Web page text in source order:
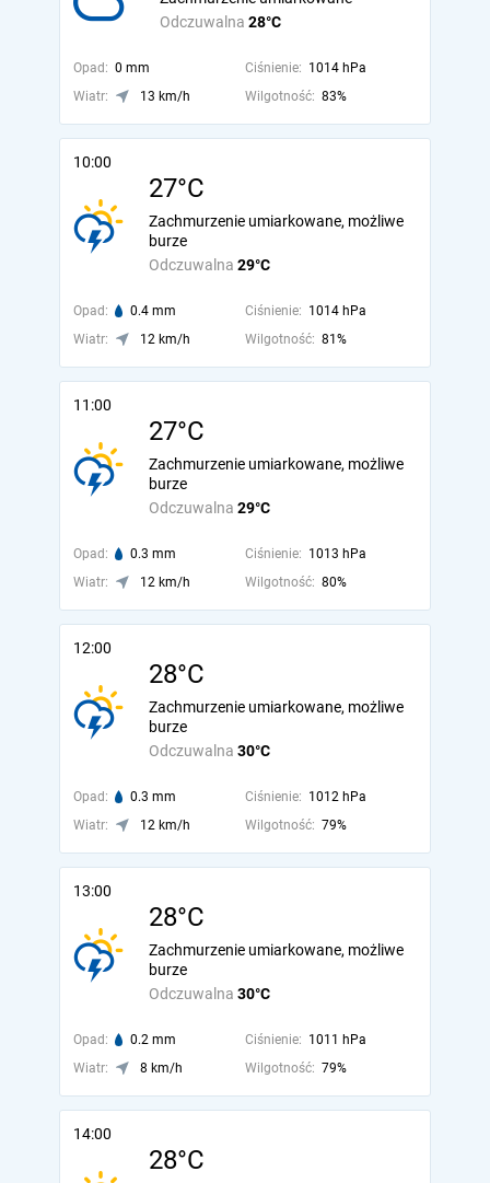
Odczuwalna 28°C
Opad: 0 mm Ciśnienie: 1014 hPa
Wiatr:
13 km/h Wilgotność: 83%
10:00
27°C
Odczuwalna 29°C
Zachmurzenie umiarkowane, możliwe
burze
Opad: 0.4 mm Ciśnienie: 1014 hPa
Wiatr:
12 km/h Wilgotność: 81%
11:00
27°C
Odczuwalna 29°C
Zachmurzenie umiarkowane, możliwe
burze
Opad: 0.3 mm Ciśnienie: 1013 hPa
Wiatr:
12 km/h Wilgotność: 80%
12:00
28°C
Odczuwalna 30°C
Zachmurzenie umiarkowane, możliwe
burze
Opad: 0.3 mm Ciśnienie: 1012 hPa
Wiatr:
12 km/h Wilgotność: 79%
13:00
28°C
Odczuwalna 30°C
Zachmurzenie umiarkowane, możliwe
burze
Opad: 0.2 mm Ciśnienie: 1011 hPa
Wiatr:
8 km/h Wilgotność: 79%
14:00
28°C